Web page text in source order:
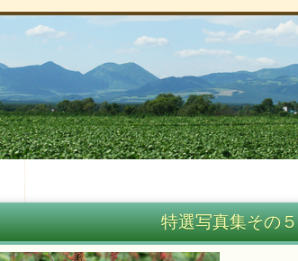
特選写真集その